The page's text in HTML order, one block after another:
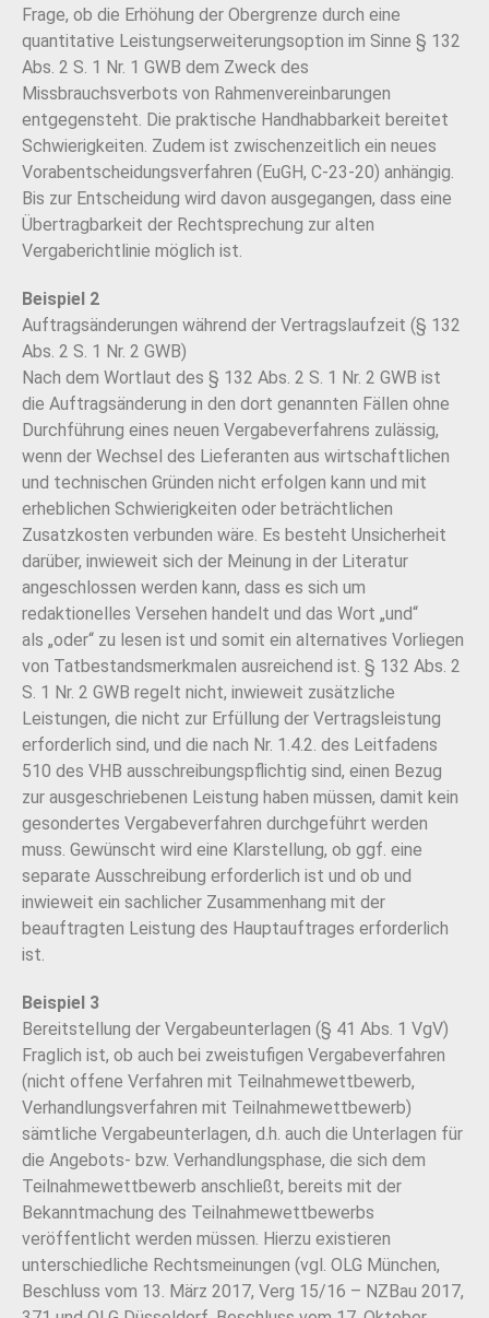
Frage, ob die Erhöhung der Obergrenze durch eine
quantitative Leistungserweiterungsoption im Sinne § 132
Abs. 2 S. 1 Nr. 1 GWB dem Zweck des
Missbrauchsverbots von Rahmenvereinbarungen
entgegensteht. Die praktische Handhabbarkeit bereitet
Schwierigkeiten. Zudem ist zwischenzeitlich ein neues
Vorabentscheidungsverfahren (EuGH, C-23-20) anhängig.
Bis zur Entscheidung wird davon ausgegangen, dass eine
Übertragbarkeit der Rechtsprechung zur alten
Vergaberichtlinie möglich ist.
Beispiel 2
Auftragsänderungen während der Vertragslaufzeit (§ 132
Abs. 2 S. 1 Nr. 2 GWB)
Nach dem Wortlaut des § 132 Abs. 2 S. 1 Nr. 2 GWB ist
die Auftragsänderung in den dort genannten Fällen ohne
Durchführung eines neuen Vergabeverfahrens zulässig,
wenn der Wechsel des Lieferanten aus wirtschaftlichen
und technischen Gründen nicht erfolgen kann und mit
erheblichen Schwierigkeiten oder beträchtlichen
Zusatzkosten verbunden wäre. Es besteht Unsicherheit
darüber, inwieweit sich der Meinung in der Literatur
angeschlossen werden kann, dass es sich um
redaktionelles Versehen handelt und das Wort „und“
als „oder“ zu lesen ist und somit ein alternatives Vorliegen
von Tatbestandsmerkmalen ausreichend ist. § 132 Abs. 2
S. 1 Nr. 2 GWB regelt nicht, inwieweit zusätzliche
Leistungen, die nicht zur Erfüllung der Vertragsleistung
erforderlich sind, und die nach Nr. 1.4.2. des Leitfadens
510 des VHB ausschreibungspflichtig sind, einen Bezug
zur ausgeschriebenen Leistung haben müssen, damit kein
gesondertes Vergabeverfahren durchgeführt werden
muss. Gewünscht wird eine Klarstellung, ob ggf. eine
separate Ausschreibung erforderlich ist und ob und
inwieweit ein sachlicher Zusammenhang mit der
beauftragten Leistung des Hauptauftrages erforderlich
ist.
Beispiel 3
Bereitstellung der Vergabeunterlagen (§ 41 Abs. 1 VgV)
Fraglich ist, ob auch bei zweistufigen Vergabeverfahren
(nicht offene Verfahren mit Teilnahmewettbewerb,
Verhandlungsverfahren mit Teilnahmewettbewerb)
sämtliche Vergabeunterlagen, d.h. auch die Unterlagen für
die Angebots- bzw. Verhandlungsphase, die sich dem
Teilnahmewettbewerb anschließt, bereits mit der
Bekanntmachung des Teilnahmewettbewerbs
veröffentlicht werden müssen. Hierzu existieren
unterschiedliche Rechtsmeinungen (vgl. OLG München,
Beschluss vom 13. März 2017, Verg 15/16 – NZBau 2017,